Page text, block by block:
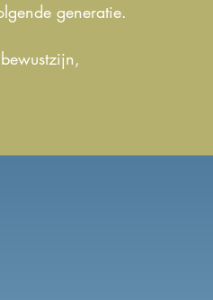
generatie.